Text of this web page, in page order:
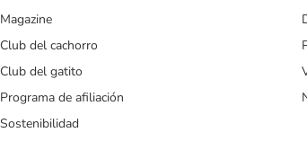
Magazine
Club del cachorro
Club del gatito
Programa de afiliación
Sostenibilidad